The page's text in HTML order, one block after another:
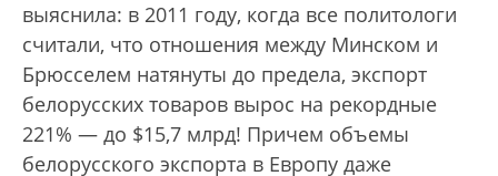
выяснила: в 2011 году, когда все политологи
считали, что отношения между Минском и
Брюсселем натянуты до предела, экспорт
белорусских товаров вырос на рекордные
221% — до $15,7 млрд! Причем объемы
белорусского экспорта в Европу даже